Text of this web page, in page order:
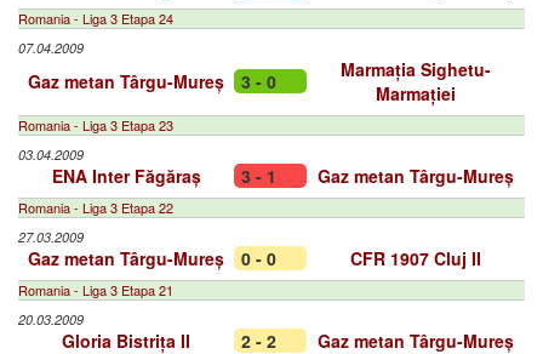
Romania - Liga 3 Etapa 24
07.04.2009
Gaz metan Târgu-Mureș 3 - 0
Marmația Sighetu-
Marmației
Romania - Liga 3 Etapa 23
03.04.2009
ENA Inter Făgăraș 3 - 1 Gaz metan Târgu-Mureș
Romania - Liga 3 Etapa 22
27.03.2009
Gaz metan Târgu-Mureș 0 - 0 CFR 1907 Cluj II
Romania - Liga 3 Etapa 21
20.03.2009
Gloria Bistrița II 2 - 2 Gaz metan Târgu-Mureș